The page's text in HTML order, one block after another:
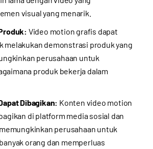
visual yang menarik.
Video motion grafis dapat
melakukan demonstrasi produk yang
perusahaan untuk
produk bekerja dalam
Dibagikan: Konten video motion
di platform media sosial dan
perusahaan untuk
orang dan memperluas